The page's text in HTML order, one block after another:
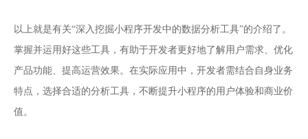
以上就是有关“深入挖掘小程序开发中的数据分析工具”的介绍了。
掌握并运用好这些工具，有助于开发者更好地了解用户需求、优化
产品功能、提高运营效果。在实际应用中，开发者需结合自身业务
特点，选择合适的分析工具，不断提升小程序的用户体验和商业价
值。